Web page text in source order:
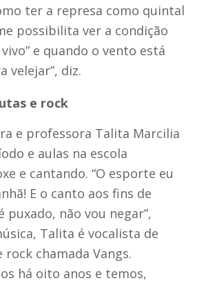
ter a represa como quintal
possibilita ver a condição
e quando o vento está
velejar”, diz.
e rock
e professora Talita Marcilia
e aulas na escola
e cantando. “O esporte eu
E o canto aos fins de
puxado, não vou negar”,
Talita é vocalista de
rock chamada Vangs.
há oito anos e temos,